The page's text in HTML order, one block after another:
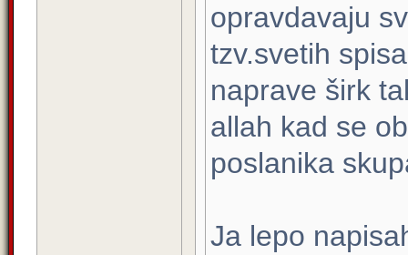
opravdavaju
tzv.svetih
naprave širk
allah kad se
poslanika
Ja lepo